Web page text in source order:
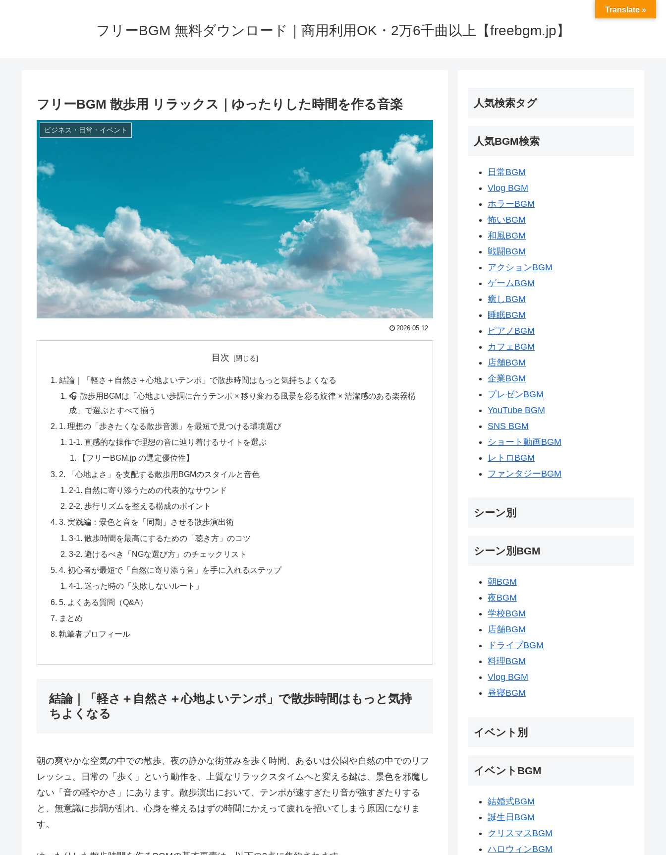
フリーBGM 無料ダウンロード｜商用利用OK・2万6千曲以上【freebgm.jp】
フリーBGM 散歩用 リラックス｜ゆったりした時間を作る音楽
ビジネス・日常・イベント
2026.05.12
目次
結論｜「軽さ＋自然さ＋心地よいテンポ」で散歩時間はもっと気持ちよくなる
🎧 散歩用BGMは「心地よい歩調に合うテンポ × 移り変わる風景を彩る旋律 × 清潔感のある楽器構
成」で選ぶとすべて揃う
1. 理想の「歩きたくなる散歩音源」を最短で見つける環境選び
1-1. 直感的な操作で理想の音に辿り着けるサイトを選ぶ
【フリーBGM.jp の選定優位性】
2. 「心地よさ」を支配する散歩用BGMのスタイルと音色
2-1. 自然に寄り添うための代表的なサウンド
2-2. 歩行リズムを整える構成のポイント
3. 実践編：景色と音を「同期」させる散歩演出術
3-1. 散歩時間を最高にするための「聴き方」のコツ
3-2. 避けるべき「NGな選び方」のチェックリスト
4. 初心者が最短で「自然に寄り添う音」を手に入れるステップ
4-1. 迷った時の「失敗しないルート」
5. よくある質問（Q&A）
まとめ
執筆者プロフィール
結論｜「軽さ＋自然さ＋心地よいテンポ」で散歩時間はもっと気持
ちよくなる
朝の爽やかな空気の中での散歩、夜の静かな街並みを歩く時間、あるいは公園や自然の中でのリフ
レッシュ。日常の「歩く」という動作を、上質なリラックスタイムへと変える鍵は、景色を邪魔し
ない「音の軽やかさ」にあります。散歩演出において、テンポが速すぎたり音が強すぎたりする
と、無意識に歩調が乱れ、心身を整えるはずの時間にかえって疲れを招いてしまう原因になりま
す。
人気検索タグ
人気BGM検索
日常BGM
Vlog BGM
ホラーBGM
怖いBGM
和風BGM
戦闘BGM
アクションBGM
ゲームBGM
癒しBGM
睡眠BGM
ピアノBGM
カフェBGM
店舗BGM
企業BGM
プレゼンBGM
YouTube BGM
SNS BGM
ショート動画BGM
レトロBGM
ファンタジーBGM
シーン別
シーン別BGM
朝BGM
夜BGM
学校BGM
店舗BGM
ドライブBGM
料理BGM
Vlog BGM
昼寝BGM
イベント別
イベントBGM
結婚式BGM
誕生日BGM
クリスマスBGM
ハロウィンBGM
Translate »